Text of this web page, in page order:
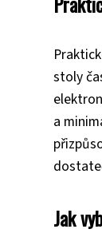
stoly
a
Jak